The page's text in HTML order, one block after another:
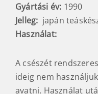
Gyártási év: 1990
Jelleg: japán
Használat:
A csészét
ideig nem
avatni. Használat